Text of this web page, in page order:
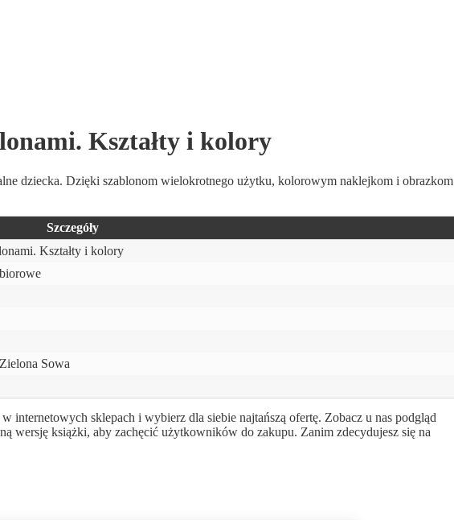
Kształty i kolory
dziecka. Dzięki szablonom wielokrotnego użytku, kolorowym naklejkom i obrazkom
Szczegóły
Kształty i kolory
Sowa
internetowych sklepach i wybierz dla siebie najtańszą ofertę. Zobacz u nas podgląd
wersję książki, aby zachęcić użytkowników do zakupu. Zanim zdecydujesz się na